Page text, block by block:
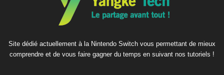
Site dédié actuellement à la Nintendo Switch vous permettant de mieux
comprendre et de vous faire gagner du temps en suivant nos tutoriels !